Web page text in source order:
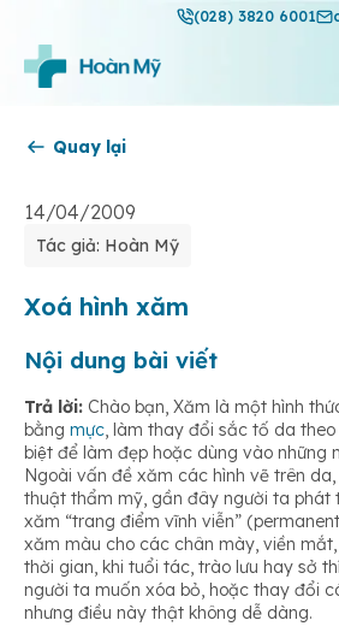
(028) 3820 6001
Quay lại
14/04/2009
Tác giả: Hoàn Mỹ
Xoá hình xăm
Nội dung bài viết
Trả lời: Chào bạn, Xăm là một hình
bằng mực, làm thay đổi sắc tố da
biệt để làm đẹp hoặc dùng vào những
Ngoài vấn đề xăm các hình vẽ trên
thuật thẩm mỹ, gần đây người ta phát
xăm “trang điểm vĩnh viễn”
xăm màu cho các chân mày, viền mắt,
thời gian, khi tuổi tác, trào lưu hay sở
người ta muốn xóa bỏ, hoặc thay đổi
nhưng điều này thật không dễ dàng.